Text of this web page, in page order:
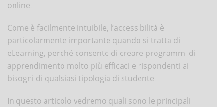
online.
Come è facilmente intuibile, l’accessibilità è
particolarmente importante quando si tratta di
eLearning, perché consente di creare programmi di
apprendimento molto più efficaci e rispondenti ai
bisogni di qualsiasi tipologia di studente.
In questo articolo vedremo quali sono le principali